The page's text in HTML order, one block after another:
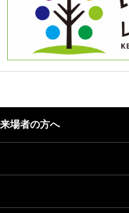
来場者の方へ